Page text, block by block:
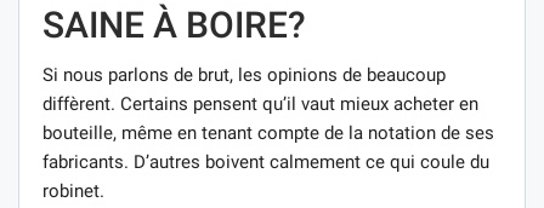
SAINE À BOIRE?
Si nous parlons de brut, les opinions de beaucoup
diffèrent. Certains pensent qu’il vaut mieux acheter en
bouteille, même en tenant compte de la notation de ses
fabricants. D’autres boivent calmement ce qui coule du
robinet.